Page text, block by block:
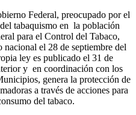
Federal, preocupado por el
tabaquismo en la población
para el Control del Tabaco,
el 28 de septiembre del
ley es publicado el 31 de
y en coordinación con los
genera la protección de
a través de acciones para
del tabaco.